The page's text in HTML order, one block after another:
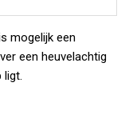
mogelijk een
een heuvelachtig
ligt.